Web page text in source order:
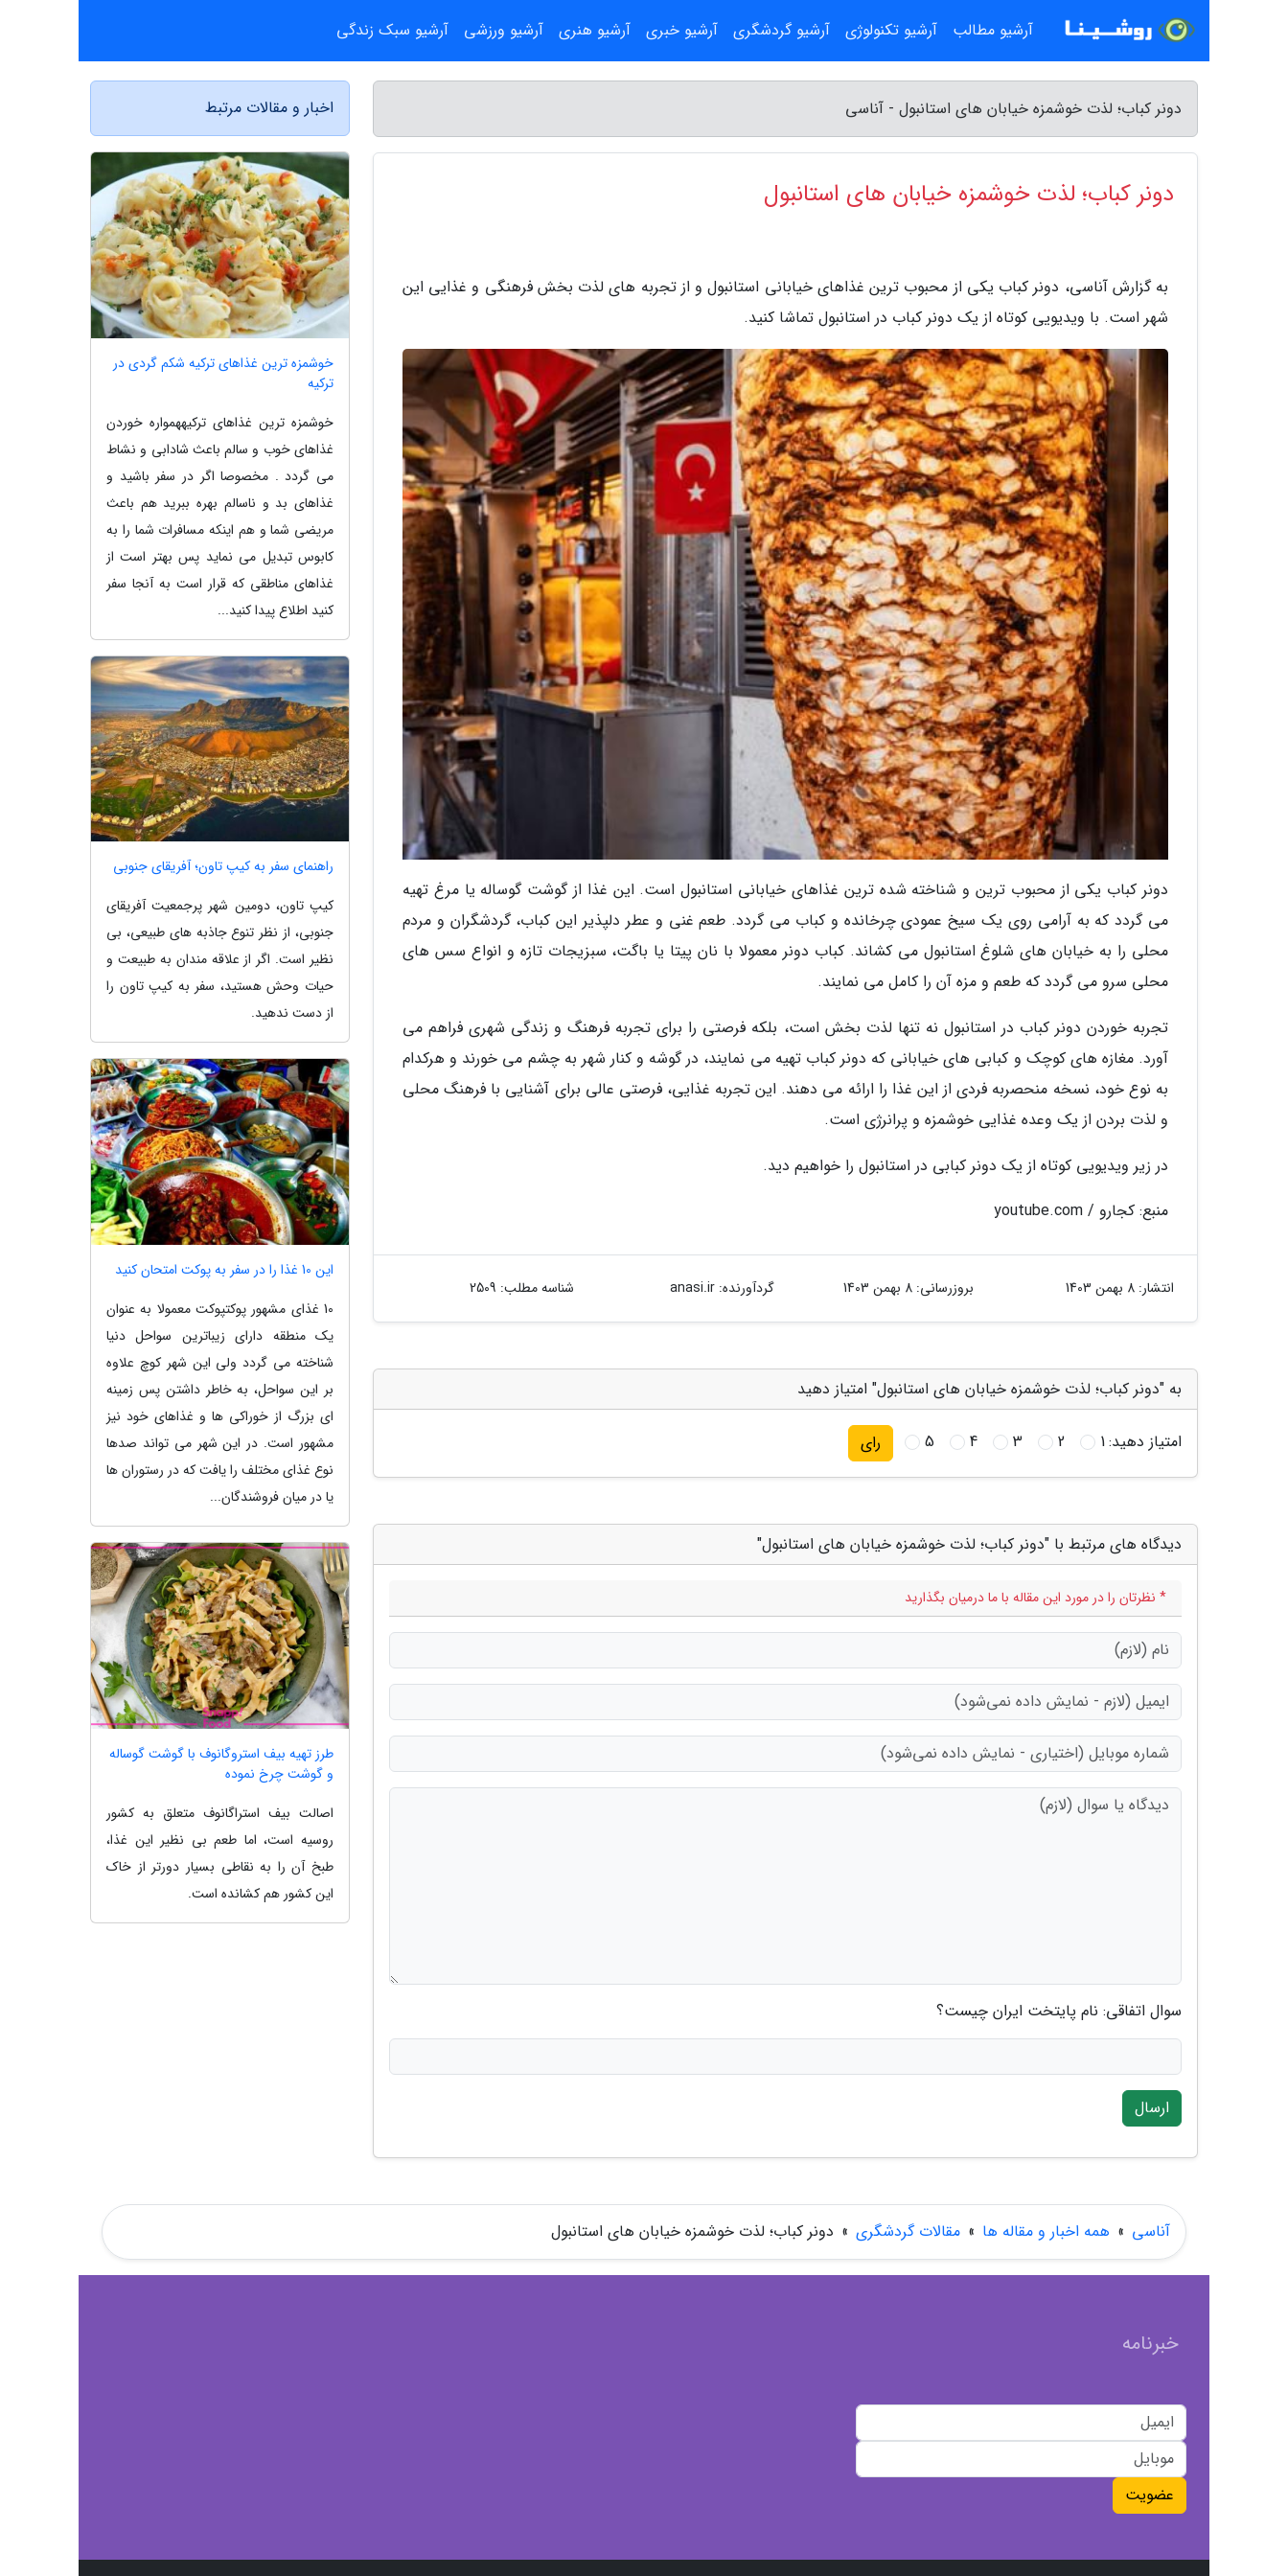
دونر کباب؛ لذت خوشمزه خیابان های استانبول - آناسی
دونر کباب؛ لذت خوشمزه خیابان های استانبول
به گزارش آناسی، دونر کباب یکی از محبوب ترین غذاهای خیابانی استانبول و از تجربه های لذت بخش فرهنگی و غذایی این
شهر است. با ویدیویی کوتاه از یک دونر کباب در استانبول تماشا کنید.
دونر کباب یکی از محبوب ترین و شناخته شده ترین غذاهای خیابانی استانبول است. این غذا از گوشت گوساله یا مرغ تهیه
می گردد که به آرامی روی یک سیخ عمودی چرخانده و کباب می گردد. طعم غنی و عطر دلپذیر این کباب، گردشگران و مردم
محلی را به خیابان های شلوغ استانبول می کشاند. کباب دونر معمولا با نان پیتا یا باگت، سبزیجات تازه و انواع سس های
محلی سرو می گردد که طعم و مزه آن را کامل می نمایند.
تجربه خوردن دونر کباب در استانبول نه تنها لذت بخش است، بلکه فرصتی را برای تجربه فرهنگ و زندگی شهری فراهم می
آورد. مغازه های کوچک و کبابی های خیابانی که دونر کباب تهیه می نمایند، در گوشه و کنار شهر به چشم می خورند و هرکدام
به نوع خود، نسخه منحصربه فردی از این غذا را ارائه می دهند. این تجربه غذایی، فرصتی عالی برای آشنایی با فرهنگ محلی
و لذت بردن از یک وعده غذایی خوشمزه و پرانرژی است.
در زیر ویدیویی کوتاه از یک دونر کبابی در استانبول را خواهیم دید.
منبع: کجارو / youtube.com
انتشار: 8 بهمن 1403 بروزرسانی: 8 بهمن 1403 گردآورنده:anasi.ir شناسه مطلب: 2509
به "دونر کباب؛ لذت خوشمزه خیابان های استانبول" امتیاز دهید
امتیاز دهید:1
2
3
4
5 رای
دیدگاه های مرتبط با "دونر کباب؛ لذت خوشمزه خیابان های استانبول"
* نظرتان را در مورد این مقاله با ما درمیان بگذارید
سوال اتفاقی: نام پایتخت ایران چیست؟
ارسال
اخبار و مقالات مرتبط
خوشمزه ترین غذاهای ترکیه شکم گردی در
ترکیه
خوشمزه ترین غذاهای ترکیههمواره خوردن
غذاهای خوب و سالم باعث شادابی و نشاط
می گردد . مخصوصا اگر در سفر باشید و
غذاهای بد و ناسالم بهره ببرید هم باعث
مریضی شما و هم اینکه مسافرات شما را به
کابوس تبدیل می نماید پس بهتر است از
غذاهای مناطقی که قرار است به آنجا سفر
کنید اطلاع پیدا کنید...
راهنمای سفر به کیپ تاون؛ آفریقای جنوبی
کیپ تاون، دومین شهر پرجمعیت آفریقای
جنوبی، از نظر تنوع جاذبه های طبیعی، بی
نظیر است. اگر از علاقه مندان به طبیعت و
حیات وحش هستید، سفر به کیپ تاون را
از دست ندهید.
این 10 غذا را در سفر به پوکت امتحان کنید
10 غذای مشهور پوکتپوکت معمولا به عنوان
یک منطقه دارای زیباترین سواحل دنیا
شناخته می گردد ولی این شهر کوچ علاوه
بر این سواحل، به خاطر داشتن پس زمینه
ای بزرگ از خوراکی ها و غذاهای خود نیز
مشهور است. در این شهر می تواند صدها
نوع غذای مختلف را یافت که در رستوران ها
یا در میان فروشندگان...
طرز تهیه بیف استروگانوف با گوشت گوساله
و گوشت چرخ نموده
اصالت بیف استراگانوف متعلق به کشور
روسیه است، اما طعم بی نظیر این غذا،
طبخ آن را به نقاطی بسیار دورتر از خاک
این کشور هم کشانده است.
آناسی » همه اخبار و مقاله ها » مقالات گردشگری » دونر کباب؛ لذت خوشمزه خیابان های استانبول
آرشیو مطالب آرشیو تکنولوژی آرشیو گردشگری آرشیو خبری آرشیو هنری آرشیو ورزشی آرشیو سبک زندگی
خبرنامه
عضویت